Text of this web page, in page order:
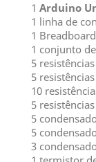
1 Arduino
1 linha de
1
1 conjunto
5
5
10
5
5
5
3